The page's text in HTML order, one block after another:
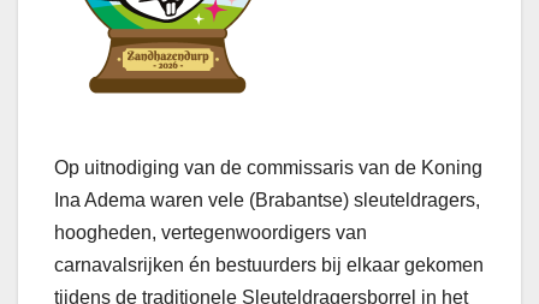
Op uitnodiging van de commissaris van de Koning
Ina Adema waren vele (Brabantse) sleuteldragers,
hoogheden, vertegenwoordigers van
carnavalsrijken én bestuurders bij elkaar gekomen
tijdens de traditionele Sleuteldragersborrel in het